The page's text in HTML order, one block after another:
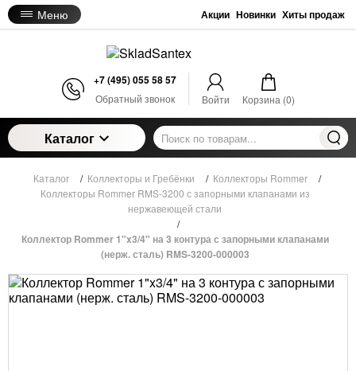
Меню Акции Новинки Хиты продаж
+7 (495) 055 58 57
Обратный звонок Войти Корзина (0)
Каталог
Каталог / Коллекторы и Гребёнки / Коллекторы Rommer
/
Коллекторы Rommer RMS-3200 с запорными клапанами из
нержавеющей стали
/
Коллектор Rommer 1"x3/4" на 3 контура с запорными клапанами
(нерж. сталь) RMS-3200-000003